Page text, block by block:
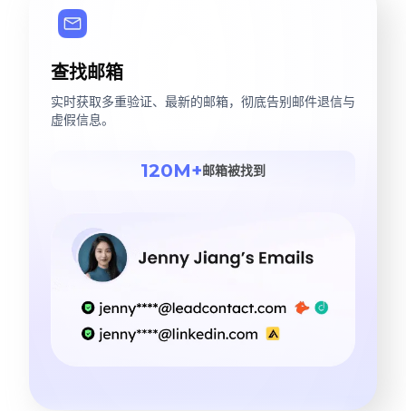
查找邮箱
实时获取多重验证、最新的邮箱，彻底告别邮件退信与
虚假信息。
120M+邮箱被找到